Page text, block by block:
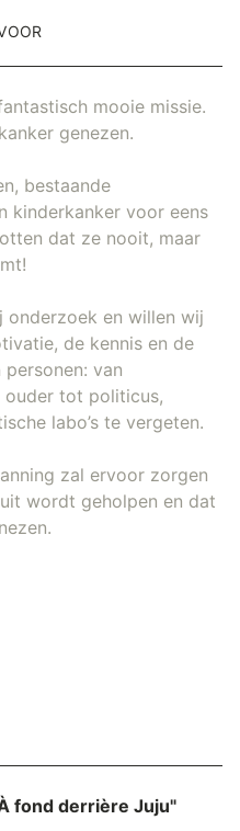
mooie missie.
genezen.
bestaande
kinderkanker voor eens
dat ze nooit, maar
onderzoek en willen wij
de kennis en de
van
tot politicus,
labo’s te vergeten.
zal ervoor zorgen
wordt geholpen en dat
fond derrière Juju"